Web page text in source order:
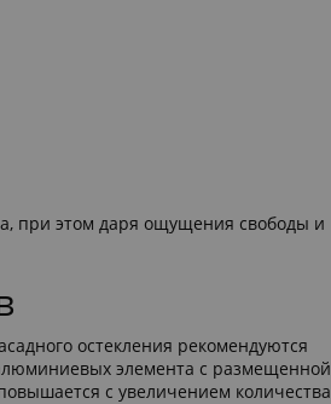
при этом даря ощущения свободы и
остекления рекомендуются
элемента с размещенной
с увеличением количества